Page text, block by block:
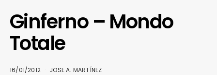
Ginferno – Mondo
Totale
16/01/2012 JOSE A. MARTÍNEZ